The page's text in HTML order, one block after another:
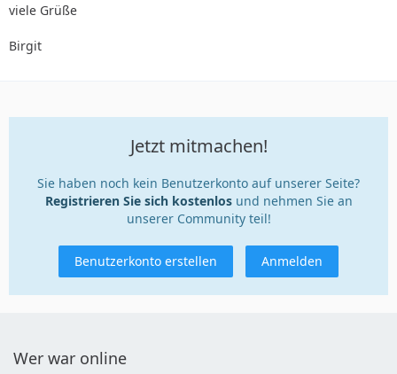
viele Grüße
Birgit
Jetzt mitmachen!
Sie haben noch kein Benutzerkonto auf unserer Seite?
Registrieren Sie sich kostenlosund nehmen Sie an
unserer Community teil!
Benutzerkonto erstellen Anmelden
Wer war online